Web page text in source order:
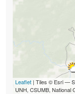
Leaflet | Tiles © Esri —
UNH, CSUMB, National